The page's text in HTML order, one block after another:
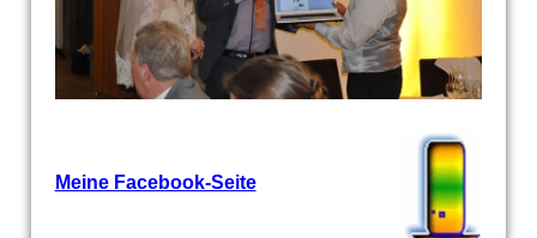
Meine Facebook-Seite